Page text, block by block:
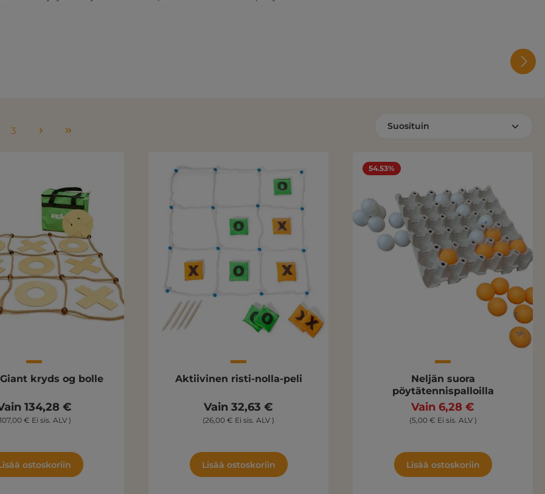
Sivu
3
kryds og bolle
134,28 €
€ Ei sis. ALV )
ostoskoriin
Aktiivinen risti-nolla-peli
Vain 32,63 €
(26,00 € Ei sis. ALV )
Lisää ostoskoriin
54.53%
Neljän suora
pöytätennispalloilla
Vain 6,28 €
(5,00 € Ei sis. ALV )
Lisää ostoskoriin